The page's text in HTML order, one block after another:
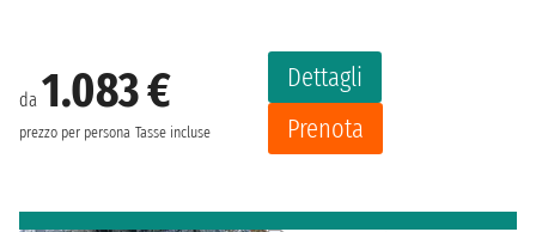
da 1.083 €
prezzo per persona Tasse incluse
Dettagli
Prenota